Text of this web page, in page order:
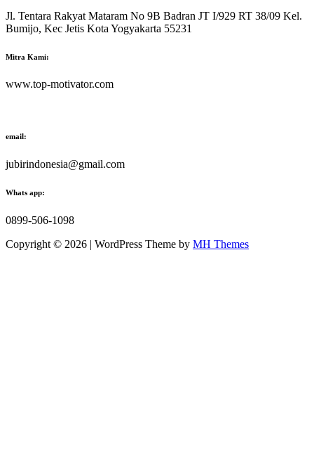
Jl. Tentara Rakyat Mataram No 9B Badran JT I/929 RT 38/09 Kel.
Bumijo, Kec Jetis Kota Yogyakarta 55231
Mitra Kami:
www.top-motivator.com
email:
jubirindonesia@gmail.com
Whats app:
0899-506-1098
Copyright © 2026 | WordPress Theme by MH Themes